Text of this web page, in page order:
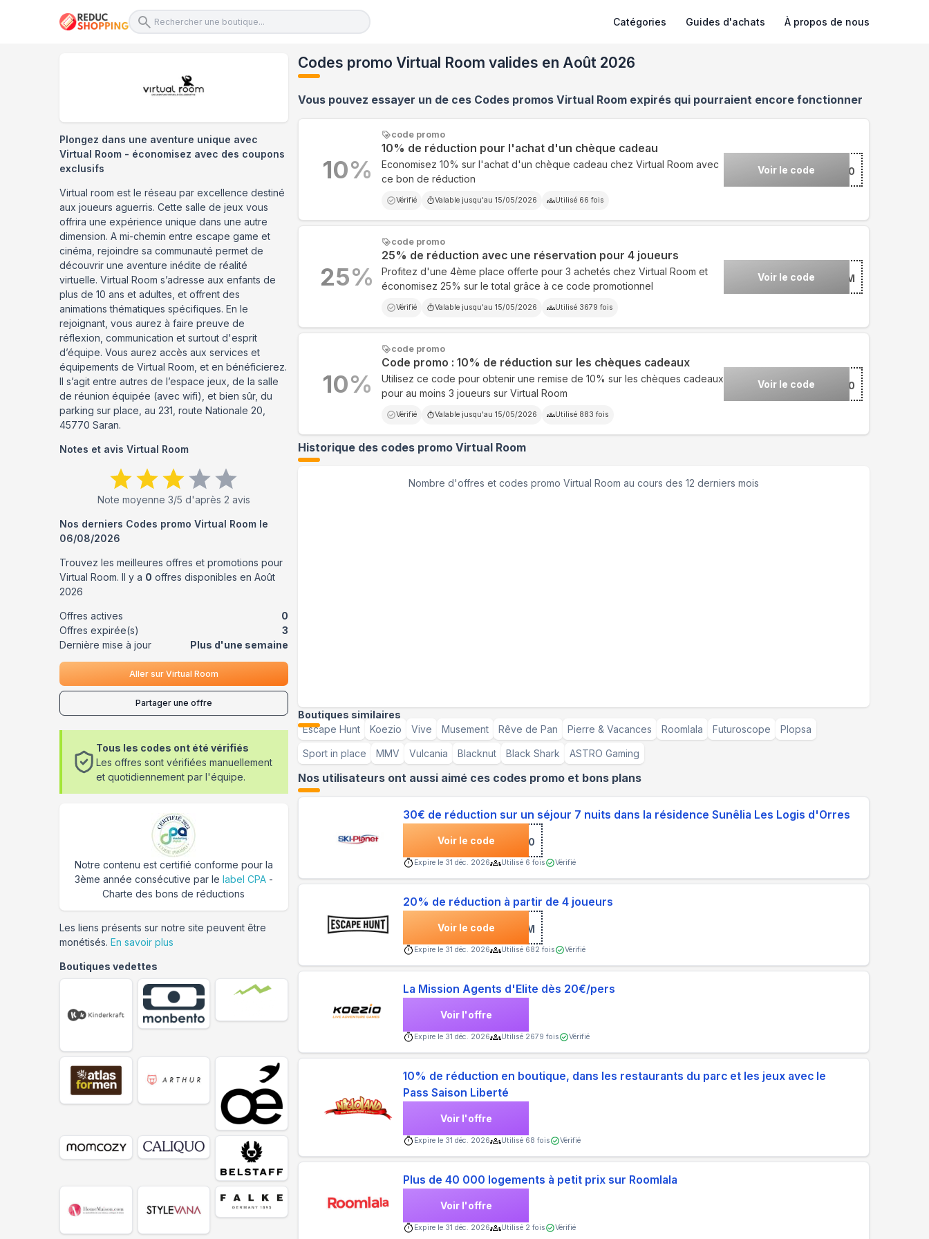
Catégories Guides d'achats À propos de nous
Codes promo Virtual Room valides en Août 2026
Vous pouvez essayer un de ces Codes promos Virtual Roomexpirés qui pourraient encore fonctionner
code promo
10% de réduction pour l'achat d'un chèque cadeau
Economisez 10% sur l'achat d'un chèque cadeau chez Virtual Room avec
ce bon de réduction
Vérifié Valable jusqu'au 15/05/2026 Utilisé 66 fois
Voir le code***AL10
10%
code promo
25% de réduction avec une réservation pour 4 joueurs
Profitez d'une 4ème place offerte pour 3 achetés chez Virtual Room et
économisez 25% sur le total grâce à ce code promotionnel
Vérifié Valable jusqu'au 15/05/2026 Utilisé 3679 fois
Voir le code***LTEAM
25%
code promo
Code promo : 10% de réduction sur les chèques cadeaux
Utilisez ce code pour obtenir une remise de 10% sur les chèques cadeaux
pour au moins 3 joueurs sur Virtual Room
Vérifié Valable jusqu'au 15/05/2026 Utilisé 883 fois
Voir le code ***T10
10%
Historique des codes promo Virtual Room
Nombre d'offres et codes promo Virtual Room au cours des 12 derniers mois
Boutiques similaires
Escape Hunt
Koezio Vive Musement Rêve de Pan Pierre & Vacances Roomlala Futuroscope Plopsa
Sport in place MMV Vulcania Blacknut Black Shark ASTRO Gaming
Nos utilisateurs ont aussi aimé ces codes promo et bons plans
30€ de réduction sur un séjour 7 nuits dans la résidence Sunêlia Les Logis d'Orres
Voir le code***ELIA-30
Expire le 31 déc. 2026 Utilisé 6 fois Vérifié
20% de réduction à partir de 4 joueurs
Voir le code***LTEAM
Expire le 31 déc. 2026 Utilisé 682 fois Vérifié
La Mission Agents d'Elite dès 20€/pers
Voir l'offre
Expire le 31 déc. 2026 Utilisé 2679 fois Vérifié
10% de réduction en boutique, dans les restaurants du parc et les jeux avec le
Pass Saison Liberté
Voir l'offre
Expire le 31 déc. 2026 Utilisé 68 fois Vérifié
Plus de 40 000 logements à petit prix sur Roomlala
Voir l'offre
Expire le 31 déc. 2026 Utilisé 2 fois Vérifié
Plongez dans une aventure unique avec
Virtual Room - économisez avec des coupons
exclusifs
Virtual room est le réseau par excellence destiné
aux joueurs aguerris. Cette salle de jeux vous
offrira une expérience unique dans une autre
dimension. A mi-chemin entre escape game et
cinéma, rejoindre sa communauté permet de
découvrir une aventure inédite de réalité
virtuelle. Virtual Room s’adresse aux enfants de
plus de 10 ans et adultes, et offrent des
animations thématiques spécifiques. En le
rejoignant, vous aurez à faire preuve de
réflexion, communication et surtout d'esprit
d’équipe. Vous aurez accès aux services et
équipements de Virtual Room, et en bénéficierez.
Il s’agit entre autres de l’espace jeux, de la salle
de réunion équipée (avec wifi), et bien sûr, du
parking sur place, au 231, route Nationale 20,
45770 Saran.
Notes et avis Virtual Room
Note moyenne 3/5 d'après 2 avis
Nos derniers Codes promo Virtual Room le
06/08/2026
Trouvez les meilleures offres et promotions pour
Virtual Room. Il y a 0 offres disponibles en Août
2026
Offres actives
0
Offres expirée(s)
3
Dernière mise à jour
Plus d'une semaine
Aller sur Virtual Room
Partager une offre
Tous les codes ont été vérifiés
Les offres sont vérifiées manuellement
et quotidiennement par l'équipe.
Notre contenu est certifié conforme pour la
3ème année consécutive par le label CPA-
Charte des bons de réductions
Les liens présents sur notre site peuvent être
monétisés. En savoir plus
Boutiques vedettes